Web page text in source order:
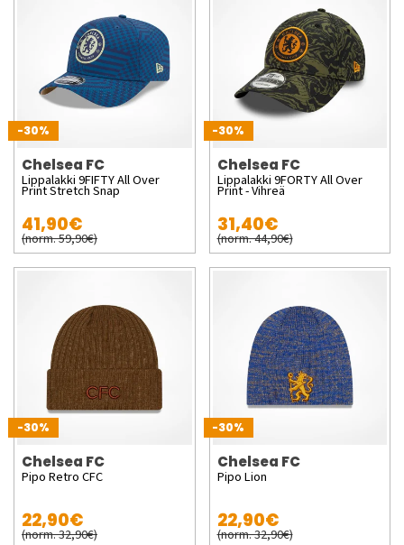
-30%
Chelsea FC
Lippalakki 9FIFTY All Over
Print Stretch Snap
41,90€
(norm. 59,90€)
-30%
Chelsea FC
Lippalakki 9FORTY All Over
Print - Vihreä
31,40€
(norm. 44,90€)
-30%
Chelsea FC
Pipo Retro CFC
22,90€
(norm. 32,90€)
-30%
Chelsea FC
Pipo Lion
22,90€
(norm. 32,90€)